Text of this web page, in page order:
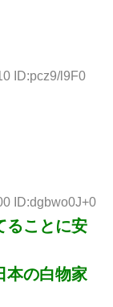
ID:pcz9/l9F0
ID:dgbwo0J+0
ることに安
本の白物家